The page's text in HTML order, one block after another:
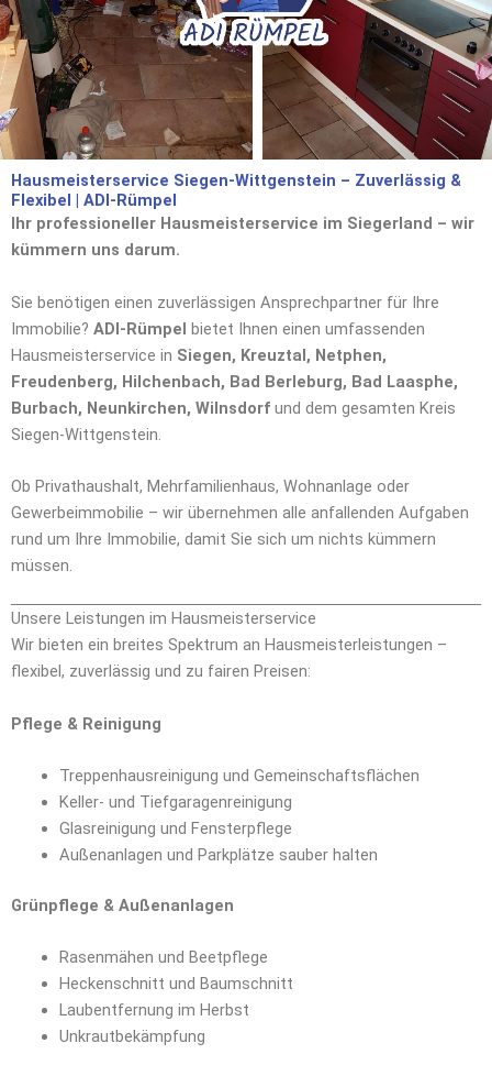
Hausmeisterservice Siegen-Wittgenstein – Zuverlässig &
Flexibel | ADI-Rümpel
Ihr professioneller Hausmeisterservice im Siegerland – wir
kümmern uns darum.
Sie benötigen einen zuverlässigen Ansprechpartner für Ihre
Immobilie? ADI-Rümpel bietet Ihnen einen umfassenden
Hausmeisterservice in Siegen, Kreuztal, Netphen,
Freudenberg, Hilchenbach, Bad Berleburg, Bad Laasphe,
Burbach, Neunkirchen, Wilnsdorf und dem gesamten Kreis
Siegen-Wittgenstein.
Ob Privathaushalt, Mehrfamilienhaus, Wohnanlage oder
Gewerbeimmobilie – wir übernehmen alle anfallenden Aufgaben
rund um Ihre Immobilie, damit Sie sich um nichts kümmern
müssen.
Unsere Leistungen im Hausmeisterservice
Wir bieten ein breites Spektrum an Hausmeisterleistungen –
flexibel, zuverlässig und zu fairen Preisen:
Pflege & Reinigung
Treppenhausreinigung und Gemeinschaftsflächen
Keller- und Tiefgaragenreinigung
Glasreinigung und Fensterpflege
Außenanlagen und Parkplätze sauber halten
Grünpflege & Außenanlagen
Rasenmähen und Beetpflege
Heckenschnitt und Baumschnitt
Laubentfernung im Herbst
Unkrautbekämpfung